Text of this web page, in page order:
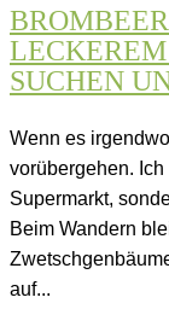
SUCHEN
Wenn es
vorübergehen.
Supermarkt,
Beim Wandern
auf...